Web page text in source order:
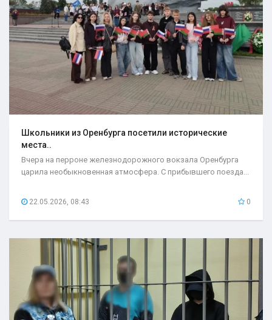
Школьники из Оренбурга посетили исторические
места..
Вчера на перроне железнодорожного вокзала Оренбурга
царила необыкновенная атмосфера. С прибывшего поезда...
22.05.2026, 08:43 0